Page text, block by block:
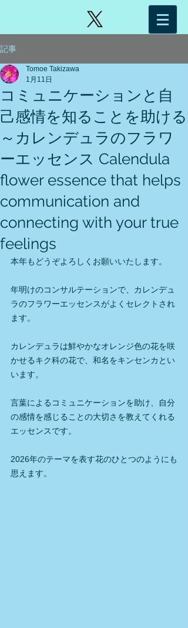
記事
コミュニケーションと自
己感情を知ることを助ける
～カレンデュラのフラワ
ーエッセンス Calendula
flower essence that helps
communication and
connecting with your true
feelings
Tomoe Takizawa
1月11日
本年もどうぞよろしくお願いいたします。
年明けのコンサルテーションで、カレンデュ
ラのフラワーエッセンスがよくセレクトされ
ます。
カレンデュラは鮮やかなオレンジ色の花を咲
かせるキク科の花で、和名をキンセンカとい
います。
言葉によるコミュニケーションを助け、自分
の感情を感じることの大切さを教えてくれる
エッセンスです。
2026年のテーマを表す花のひとつのようにも
思えます。